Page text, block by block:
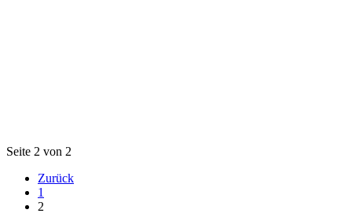
Seite 2 von 2
Zurück
1
2